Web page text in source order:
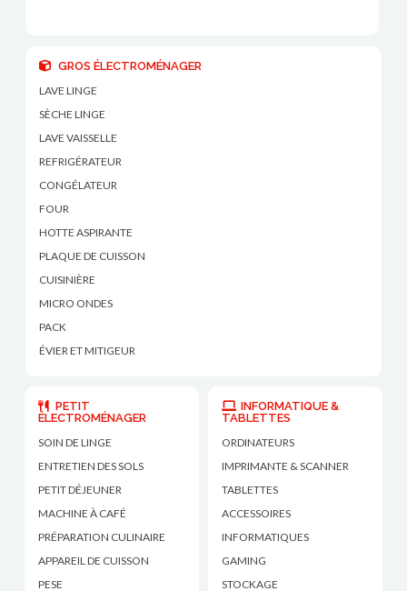
GROS ÉLECTROMÉNAGER
LAVE LINGE
SÈCHE LINGE
LAVE VAISSELLE
REFRIGÉRATEUR
CONGÉLATEUR
FOUR
HOTTE ASPIRANTE
PLAQUE DE CUISSON
CUISINIÈRE
MICRO ONDES
PACK
ÉVIER ET MITIGEUR
PETIT
ÉLECTROMÉNAGER
SOIN DE LINGE
ENTRETIEN DES SOLS
PETIT DÉJEUNER
MACHINE À CAFÉ
PRÉPARATION CULINAIRE
APPAREIL DE CUISSON
PESE
INFORMATIQUE &
TABLETTES
ORDINATEURS
IMPRIMANTE & SCANNER
TABLETTES
ACCESSOIRES
INFORMATIQUES
GAMING
STOCKAGE